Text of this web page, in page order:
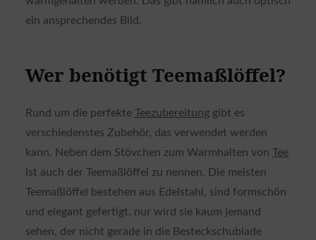
ein ansprechendes Bild.
Wer benötigt Teemaßlöffel?
Rund um die perfekte Teezubereitunggibt es
verschiedenstes Zubehör, das verwendet werden
kann. Neben dem Stövchen zum Warmhalten von Tee
ist auch der Teemaßlöffel zu nennen. Die meisten
Teemaßlöffel bestehen aus Edelstahl, sind formschön
und elegant gefertigt, nur wird sie kaum jemand
sehen, der nicht gerade in die Besteckschublade